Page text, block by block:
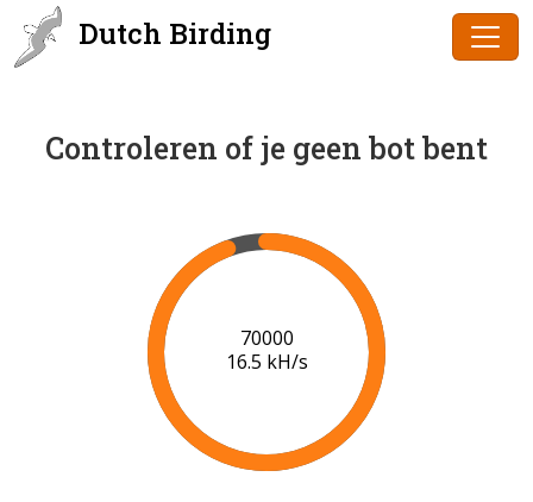
Dutch Birding
Controleren of je geen bot bent
73000
16.7 kH/s